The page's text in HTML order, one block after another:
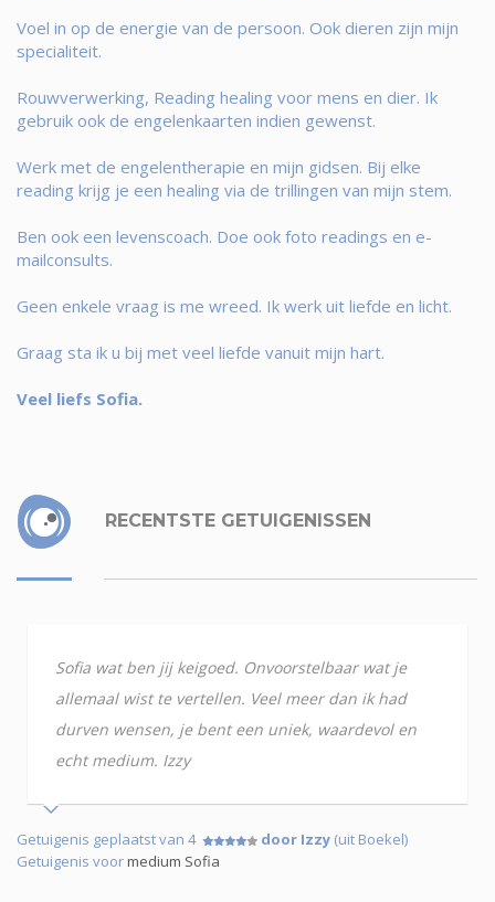
Voel in op de energie van de persoon. Ook dieren zijn mijn
specialiteit.
Rouwverwerking, Reading healing voor mens en dier. Ik
gebruik ook de engelenkaarten indien gewenst.
Werk met de engelentherapie en mijn gidsen. Bij elke
reading krijg je een healing via de trillingen van mijn stem.
Ben ook een levenscoach. Doe ook foto readings en e-
mailconsults.
Geen enkele vraag is me wreed. Ik werk uit liefde en licht.
Graag sta ik u bij met veel liefde vanuit mijn hart.
Veel liefs Sofia.
RECENTSTE GETUIGENISSEN
Sofia wat ben jij keigoed. Onvoorstelbaar wat je
allemaal wist te vertellen. Veel meer dan ik had
durven wensen, je bent een uniek, waardevol en
echt medium. Izzy
Getuigenis geplaatst van 4 door Izzy (uit Boekel)
Getuigenis voormedium Sofia